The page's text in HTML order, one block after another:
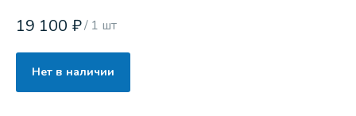
19 100 ₽/ 1 шт
Нет в наличии